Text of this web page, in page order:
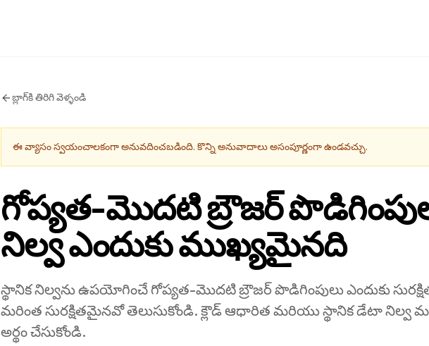
బ్లాగ్‌కి తిరిగి వెళ్ళండి
ఈ వ్యాసం స్వయంచాలకంగా అనువదించబడింది. కొన్ని అనువాదాలు అసంపూర్ణంగా ఉండవచ్చు.
గోప్యత-మొదటి బ్రౌజర్
నిల్వ ఎందుకు ముఖ్యమైనది
స్థానిక నిల్వను ఉపయోగించే గోప్యత-మొదటి బ్రౌజర్ పొడిగింపులు ఎందుకు
మరింత సురక్షితమైనవో తెలుసుకోండి. క్లౌడ్ ఆధారిత మరియు స్థానిక డేటా నిల్వ
అర్థం చేసుకోండి.